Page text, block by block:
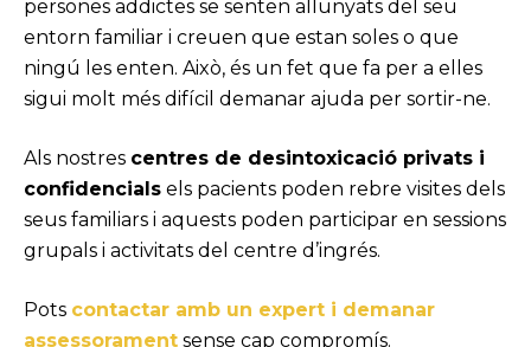
persones addictes se senten allunyats del seu
entorn familiar i creuen que estan soles o que
ningú les enten. Això, és un fet que fa per a elles
sigui molt més difícil demanar ajuda per sortir-ne.
Als nostres centres de desintoxicació privats i
confidencials els pacients poden rebre visites dels
seus familiars i aquests poden participar en sessions
grupals i activitats del centre d’ingrés.
Pots contactar amb un expert i demanar
assessorament sense cap compromís.